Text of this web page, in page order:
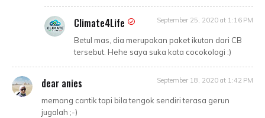
Climate4Life September 25, 2020 at 1:16 PM
Betul mas, dia merupakan paket ikutan dari CB
tersebut. Hehe saya suka kata cocokologi :)
dear anies September 18, 2020 at 1:42 PM
memang cantik tapi bila tengok sendiri terasa gerun
jugalah ;-)